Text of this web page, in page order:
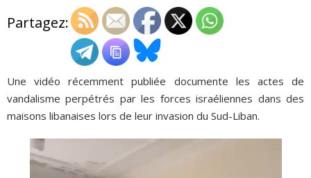
QUI SOMMES-NOUS ?
ADHÉSIONS, DONS, CONTACT
Partagez:
Une vidéo récemment publiée documente les actes de
vandalisme perpétrés par les forces israéliennes dans des
maisons libanaises lors de leur invasion du Sud-Liban.